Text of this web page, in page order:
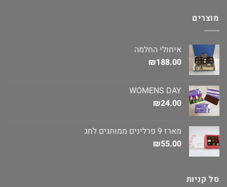
מוצרים
איחולי החלמה
₪188.00
WOMENS DAY
₪24.00
מארז 9 פרלינים ממותגים לחג
₪55.00
סל קניות